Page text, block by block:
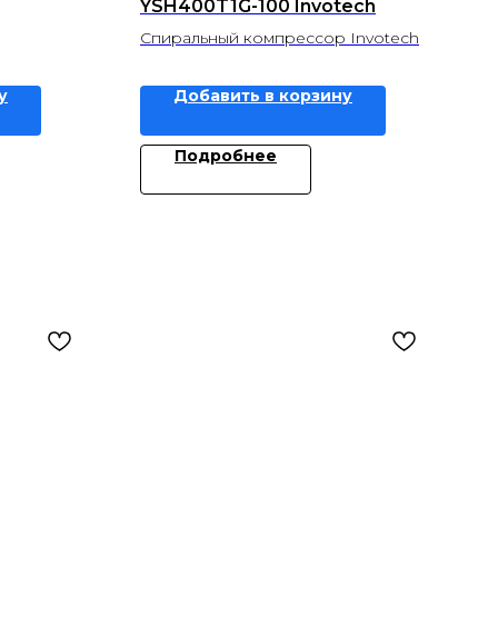
YSH400T1G-100 Invotech
Спиральный компрессор Invotech
Добавить в корзину
Подробнее